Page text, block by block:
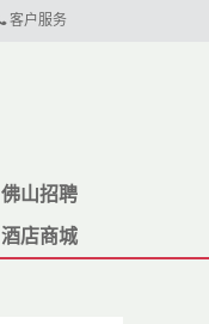
客户服务
佛山招聘
酒店商城